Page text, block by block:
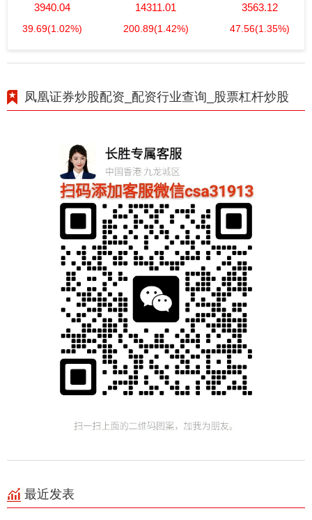
3940.04
39.69(1.02%)
14311.01
200.89(1.42%)
3563.12
47.56(1.35%)
凤凰证券炒股配资_配资行业查询_股票杠杆炒股
最近发表